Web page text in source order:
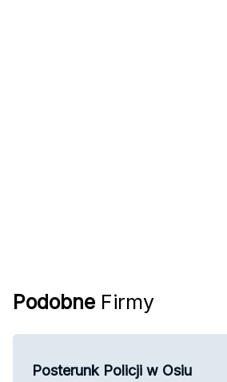
Podobne Firmy
Posterunk Policji w Osiu